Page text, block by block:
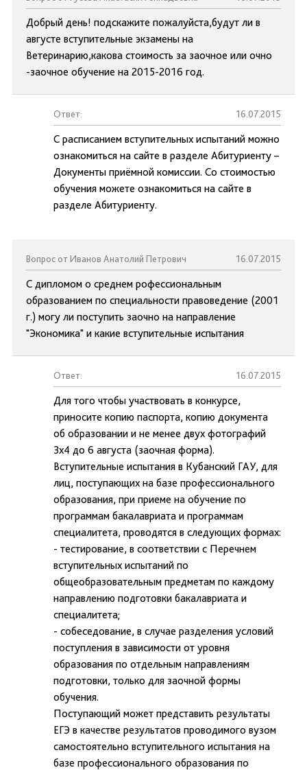
Добрый день! подскажите пожалуйста,будут ли в
августе вступительные экзамены на
Ветеринарию,какова стоимость за заочное или очно
-заочное обучение на 2015-2016 год.
Ответ: 16.07.2015
С расписанием вступительных испытаний можно
ознакомиться на сайте в разделе Абитуриенту –
Документы приёмной комиссии. Со стоимостью
обучения можете ознакомиться на сайте в
разделе Абитуриенту.
Вопрос от Иванов Анатолий Петрович 16.07.2015
С дипломом о среднем рофессиональным
образованием по специальности правоведение (2001
г.) могу ли поступить заочно на направление
"Экономика" и какие вступительные испытания
Ответ: 16.07.2015
Для того чтобы участвовать в конкурсе,
приносите копию паспорта, копию документа
об образовании и не менее двух фотографий
3х4 до 6 августа (заочная форма).
Вступительные испытания в Кубанский ГАУ, для
лиц, поступающих на базе профессионального
образования, при приеме на обучение по
программам бакалавриата и программам
специалитета, проводятся в следующих формах:
- тестирование, в соответствии с Перечнем
вступительных испытаний по
общеобразовательным предметам по каждому
направлению подготовки бакалавриата и
специалитета;
- собеседование, в случае разделения условий
поступления в зависимости от уровня
образования по отдельным направлениям
подготовки, только для заочной формы
обучения.
Поступающий может представить результаты
ЕГЭ в качестве результатов проводимого вузом
самостоятельно вступительного испытания на
базе профессионального образования по